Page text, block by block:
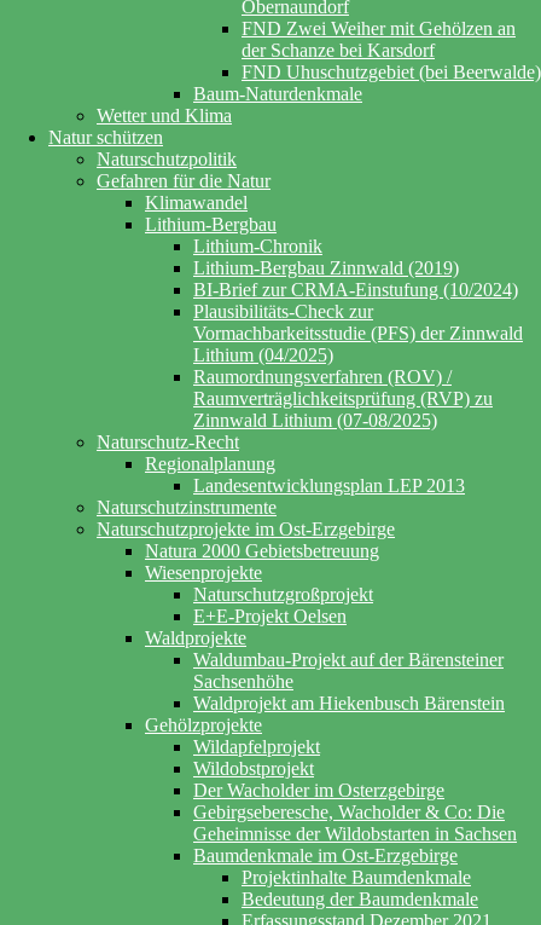
Obernaundorf
FND Zwei Weiher mit Gehölzen an
der Schanze bei Karsdorf
FND Uhuschutzgebiet (bei Beerwalde)
Baum-Naturdenkmale
Wetter und Klima
Natur schützen
Naturschutzpolitik
Gefahren für die Natur
Klimawandel
Lithium-Bergbau
Lithium-Chronik
Lithium-Bergbau Zinnwald (2019)
BI-Brief zur CRMA-Einstufung (10/2024)
Plausibilitäts-Check zur
Vormachbarkeitsstudie (PFS) der Zinnwald
Lithium (04/2025)
Raumordnungsverfahren (ROV) /
Raumverträglichkeitsprüfung (RVP) zu
Zinnwald Lithium (07-08/2025)
Naturschutz-Recht
Regionalplanung
Landesentwicklungsplan LEP 2013
Naturschutzinstrumente
Naturschutzprojekte im Ost-Erzgebirge
Natura 2000 Gebietsbetreuung
Wiesenprojekte
Naturschutzgroßprojekt
E+E-Projekt Oelsen
Waldprojekte
Waldumbau-Projekt auf der Bärensteiner
Sachsenhöhe
Waldprojekt am Hiekenbusch Bärenstein
Gehölzprojekte
Wildapfelprojekt
Wildobstprojekt
Der Wacholder im Osterzgebirge
Gebirgseberesche, Wacholder & Co: Die
Geheimnisse der Wildobstarten in Sachsen
Baumdenkmale im Ost-Erzgebirge
Projektinhalte Baumdenkmale
Bedeutung der Baumdenkmale
Erfassungsstand Dezember 2021